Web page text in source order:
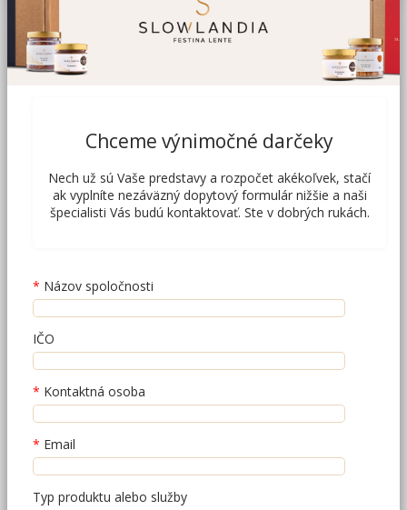
Chceme výnimočné darčeky
Nech už sú Vaše predstavy a rozpočet akékoľvek, stačí
ak vyplníte nezáväzný dopytový formulár nižšie a naši
špecialisti Vás budú kontaktovať. Ste v dobrých rukách.
Názov spoločnosti
IČO
Kontaktná osoba
Email
Typ produktu alebo služby